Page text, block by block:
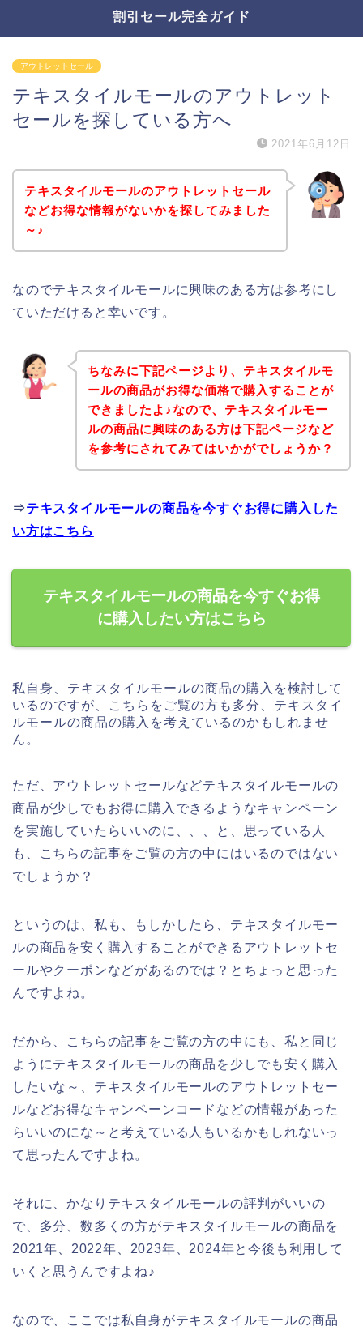
割引セール完全ガイド
アウトレットセール
テキスタイルモールのアウトレット
セールを探している方へ
2021年6月12日
テキスタイルモールのアウトレットセール
などお得な情報がないかを探してみました
～♪
なのでテキスタイルモールに興味のある方は参考にし
ていただけると幸いです。
ちなみに下記ページより、テキスタイルモ
ールの商品がお得な価格で購入することが
できましたよ♪なので、テキスタイルモー
ルの商品に興味のある方は下記ページなど
を参考にされてみてはいかがでしょうか？
⇒テキスタイルモールの商品を今すぐお得に購入した
い方はこちら
テキスタイルモールの商品を今すぐお得
に購入したい方はこちら
私自身、テキスタイルモールの商品の購入を検討して
いるのですが、こちらをご覧の方も多分、テキスタイ
ルモールの商品の購入を考えているのかもしれませ
ん。
ただ、アウトレットセールなどテキスタイルモールの
商品が少しでもお得に購入できるようなキャンペーン
を実施していたらいいのに、、、と、思っている人
も、こちらの記事をご覧の方の中にはいるのではない
でしょうか？
というのは、私も、もしかしたら、テキスタイルモー
ルの商品を安く購入することができるアウトレットセ
ールやクーポンなどがあるのでは？とちょっと思った
んですよね。
だから、こちらの記事をご覧の方の中にも、私と同じ
ようにテキスタイルモールの商品を少しでも安く購入
したいな～、テキスタイルモールのアウトレットセー
ルなどお得なキャンペーンコードなどの情報があった
らいいのにな～と考えている人もいるかもしれないっ
て思ったんですよね。
それに、かなりテキスタイルモールの評判がいいの
で、多分、数多くの方がテキスタイルモールの商品を
2021年、2022年、2023年、2024年と今後も利用して
いくと思うんですよね♪
なので、ここでは私自身がテキスタイルモールの商品